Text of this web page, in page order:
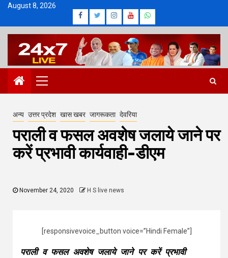
Skip
content
August 8, 2026
Facebook
Twitter
Instagram
Youtube
Whatsapp
Primary
Menu
अन्य उत्तर प्रदेश खास खबर जागरूकता देवरिया
पराली व फसल अवशेष जलाये जाने पर
करें प्रभावी कार्यवाही-डीएम
November 24, 2020 H S live news
[responsivevoice_button voice=”Hindi Female”]
पराली व फसल अवशेष जलाये जाने पर करें प्रभावी